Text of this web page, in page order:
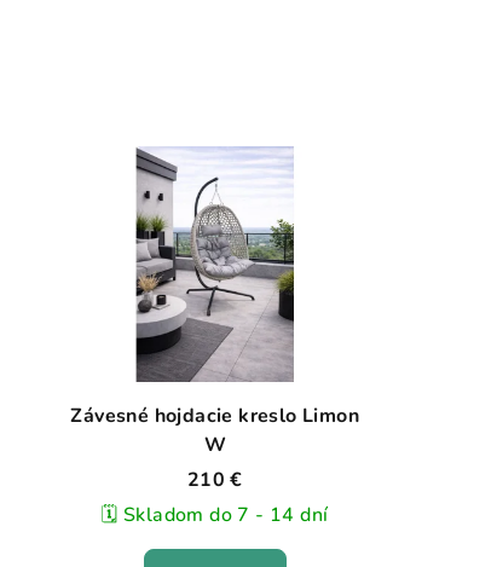
Závesné hojdacie kreslo Limon
W
210 €
🗓️ Skladom do 7 - 14 dní